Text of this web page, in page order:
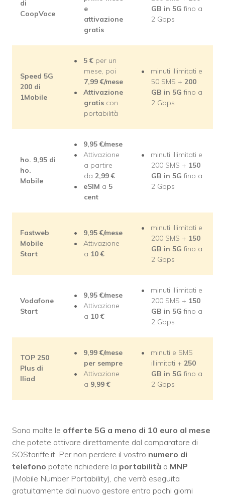
di
CoopVoce
e
attivazione
gratis
GB in 5G fino a
2 Gbps
Speed 5G
200 di
1Mobile
5 € per un
mese, poi
7,99 €/mese
Attivazione
gratis con
portabilità
minuti illimitati e
50 SMS + 200
GB in 5G fino a
2 Gbps
ho. 9,95 di
ho.
Mobile
9,95 €/mese
Attivazione
a partire
da 2,99 €
eSIM a 5
cent
minuti illimitati e
200 SMS + 150
GB in 5G fino a
2 Gbps
Fastweb
Mobile
Start
9,95 €/mese
Attivazione
a 10 €
minuti illimitati e
200 SMS + 150
GB in 5G fino a
2 Gbps
Vodafone
Start
9,95 €/mese
Attivazione
a 10 €
minuti illimitati e
200 SMS + 150
GB in 5G fino a
2 Gbps
TOP 250
Plus di
Iliad
9,99 €/mese
per sempre
Attivazione
a 9,99 €
minuti e SMS
illimitati + 250
GB in 5G fino a
2 Gbps
Sono molte le offerte 5G a meno di 10 euro al mese
che potete attivare direttamente dal comparatore di
SOStariffe.it. Per non perdere il vostro numero di
telefono potete richiedere la portabilità o MNP
(Mobile Number Portability), che verrà eseguita
gratuitamente dal nuovo gestore entro pochi giorni